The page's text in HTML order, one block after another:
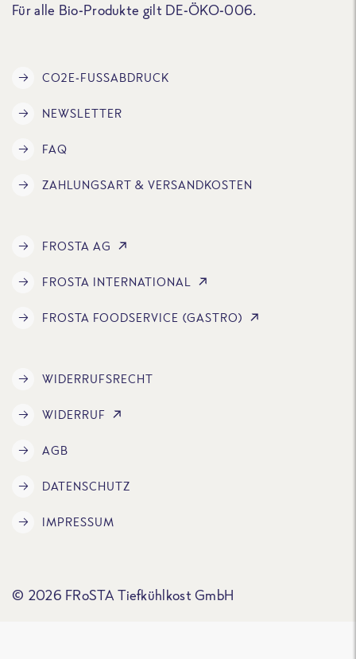
Für alle Bio-Produkte gilt DE-ÖKO-006.
CO2E-FUSSABDRUCK
NEWSLETTER
FAQ
ZAHLUNGSART & VERSANDKOSTEN
FROSTA AG
FROSTA INTERNATIONAL
FROSTA FOODSERVICE (GASTRO)
WIDERRUFSRECHT
WIDERRUF
AGB
DATENSCHUTZ
IMPRESSUM
© 2026 FRoSTA Tiefkühlkost GmbH